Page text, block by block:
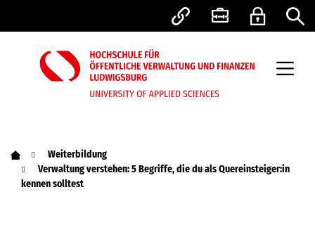
Weiterbildung
Verwaltung verstehen: 5 Begriffe, die du als Quereinsteiger:in
kennen solltest